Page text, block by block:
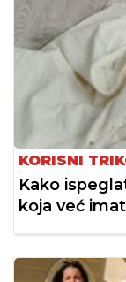
KORISNI
Kako
koja već